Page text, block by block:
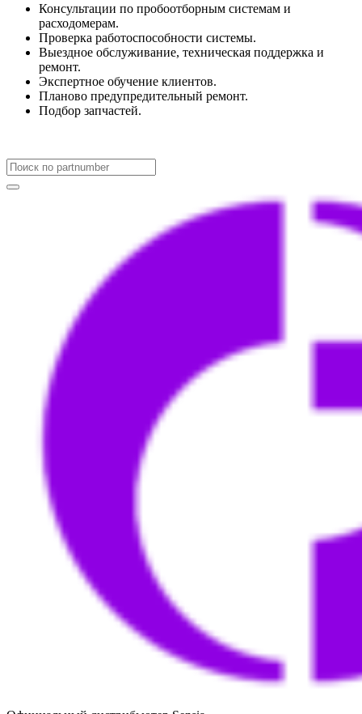
Консультации по пробоотборным системам и
расходомерам.
Проверка работоспособности системы.
Выездное обслуживание, техническая поддержка и
ремонт.
Экспертное обучение клиентов.
Планово предупредительный ремонт.
Подбор запчастей.